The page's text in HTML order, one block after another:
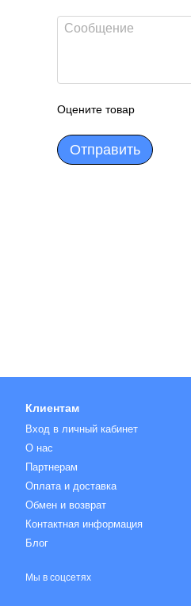
Оцените товар
Отправить
Клиентам
Вход в личный кабинет
О нас
Партнерам
Оплата и доставка
Обмен и возврат
Контактная информация
Блог
Мы в соцсетях